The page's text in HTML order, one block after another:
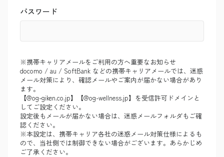
パスワード
※携帯キャリアメールをご利用の方へ重要なお知らせ
docomo / au / SoftBank などの携帯キャリアメールでは、迷惑
メール対策により、確認メールやご案内が届かない場合があり
ます。
【@og-giken.co.jp】【@og-wellness.jp】を受信許可ドメインと
してご設定ください。
設定後もメールが届かない場合は、迷惑メールフォルダもご確
認ください。
※本設定は、携帯キャリア各社の迷惑メール対策仕様によるも
ので、当社側では制御できない場合がございます。あらかじめ
ご了承ください。